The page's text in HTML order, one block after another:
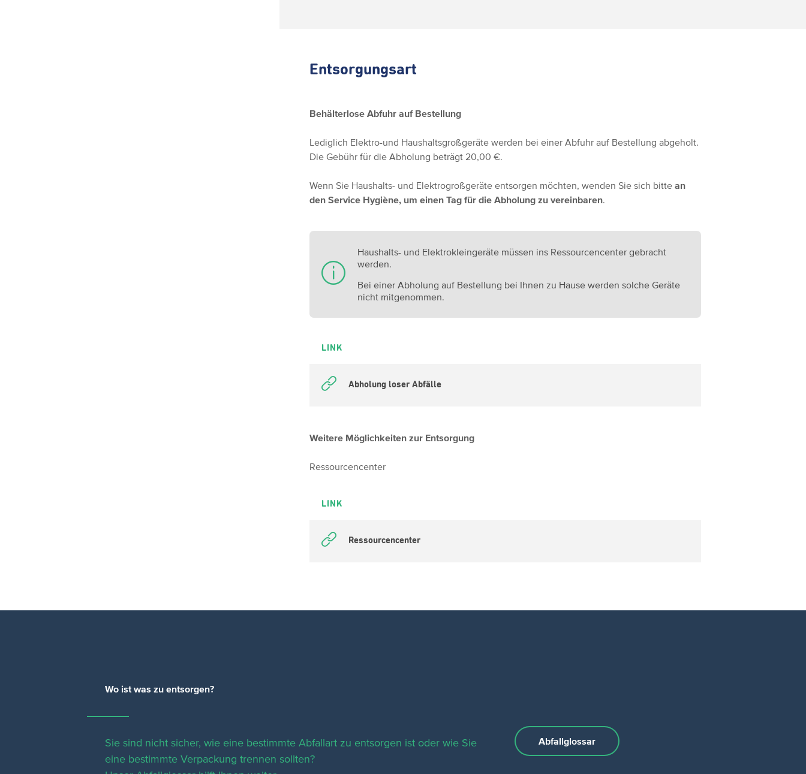
Entsorgungsart
Behälterlose Abfuhr auf Bestellung
Lediglich Elektro-und Haushaltsgroßgeräte werden bei einer Abfuhr auf Bestellung abgeholt.
Die Gebühr für die Abholung beträgt 20,00 €.
Wenn Sie Haushalts- und Elektrogroßgeräte entsorgen möchten, wenden Sie sich bittean
den Service Hygiène, um einen Tag für die Abholung zu vereinbaren.
Haushalts- und Elektrokleingeräte müssen ins Ressourcencenter gebracht
werden.
Bei einer Abholung auf Bestellung bei Ihnen zu Hause werden solche Geräte
nicht mitgenommen.
LINK
Abholung loser Abfälle
Weitere Möglichkeiten zur Entsorgung
Ressourcencenter
LINK
Ressourcencenter
Wo ist was zu entsorgen?
Sie sind nicht sicher, wie eine bestimmte Abfallart zu entsorgen ist oder wie Sie
eine bestimmte Verpackung trennen sollten?
Abfallglossar